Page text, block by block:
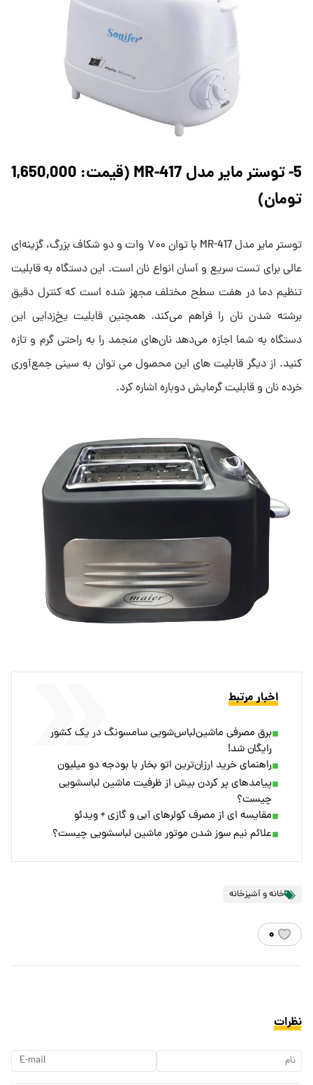
5- توستر مایر مدل MR-417 (قیمت: 1,650,000
تومان)
توستر مایر مدل MR-417 با توان ۷۰۰ وات و دو شکاف بزرگ، گزینه‌ای
عالی برای تست سریع و آسان انواع نان است. این دستگاه به قابلیت
تنظیم دما در هفت سطح مختلف مجهز شده است که کنترل دقیق
برشته شدن نان را فراهم می‌کند. همچنین قابلیت یخ‌زدایی این
دستگاه به شما اجازه می‌دهد نان‌های منجمد را به راحتی گرم و تازه
کنید. از دیگر قابلیت های این محصول می توان به سینی جمع‌آوری
خرده نان و قابلیت گرمایش دوباره اشاره کرد.
اخبار مرتبط
برق مصرفی ماشین‌لباس‌شویی‌ سامسونگ در یک کشور
رایگان شد!
راهنمای خرید ارزان‌ترین اتو بخار با بودجه دو میلیون
پیامدهای پر کردن بیش از ظرفیت ماشین لباسشویی
چیست؟
مقایسه ای از مصرف کولرهای آبی و گازی + ویدئو
علائم نیم سوز شدن موتور ماشین لباسشویی چیست؟
خانه و آشپزخانه
۰
نظرات